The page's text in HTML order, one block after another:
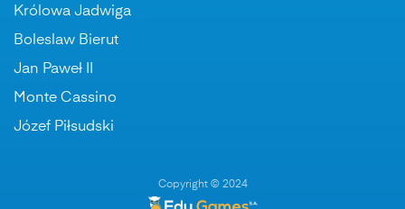
Królowa Jadwiga
Boleslaw Bierut
Jan Paweł II
Monte Cassino
Józef Piłsudski
Copyright © 2024